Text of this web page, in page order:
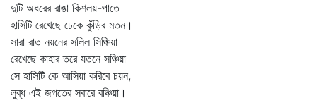
দুটি অধরের রাঙা কিশলয়-পাতে
হাসিটি রেখেছে ঢেকে কুঁড়ির মতন।
সারা রাত নয়নের সলিল সিঞ্চিয়া
রেখেছে কাহার তরে যতনে সঞ্চিয়া
সে হাসিটি কে আসিয়া করিবে চয়ন,
লুব্ধ এই জগতের সবারে বঞ্চিয়া।